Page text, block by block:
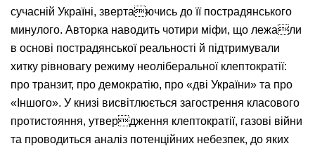
сучасній Україні, звертаючись до її пострадянського
минулого. Авторка наводить чотири міфи, що лежали
в основі пострадянської реальності й підтримували
хитку рівновагу режиму неоліберальної клептократії:
про транзит, про демократію, про «дві України» та про
«Іншого». У книзі висвітлюється загострення класового
протистояння, утвердження клептократії, газові війни
та проводиться аналіз потенційних небезпек, до яких